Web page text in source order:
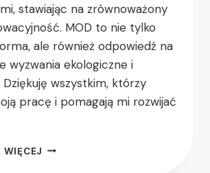
stawiając na zrównoważony
MOD to nie tylko
ale również odpowiedź na
wyzwania ekologiczne i
wszystkim, którzy
pracę i pomagają mi rozwijać
WIĘCEJ